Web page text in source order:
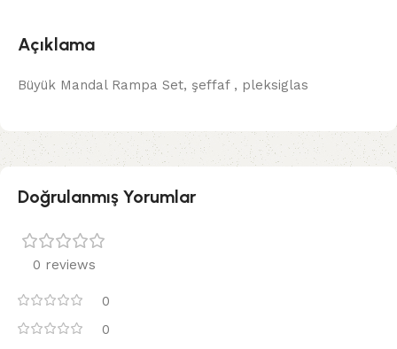
Açıklama
Büyük Mandal Rampa Set, şeffaf , pleksiglas
Doğrulanmış Yorumlar
0 reviews
0
0